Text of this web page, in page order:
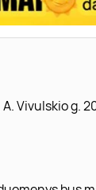
Vivulskio g.